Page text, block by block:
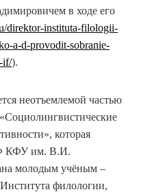
в ходе его
direktor-instituta-filologii-
a-d-provodit-sobranie-
if/).
неотъемлемой частью
которая
КФУ им. В.И.
молодым учёным –
филологии,